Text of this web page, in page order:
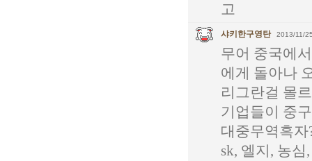
고
샤키한구영탄 2013/11/
무어 중국에
에게 돌아나
리그란걸 몰
기업들이 중
대중무역흑
sk, 엘지, 농